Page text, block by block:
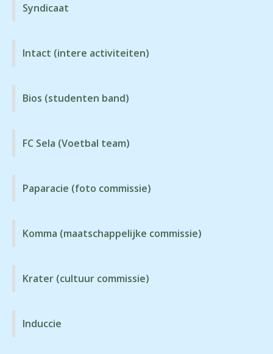
Syndicaat
Intact (intere activiteiten)
Bios (studenten band)
FC Sela (Voetbal team)
Paparacie (foto commissie)
Komma (maatschappelijke commissie)
Krater (cultuur commissie)
Induccie